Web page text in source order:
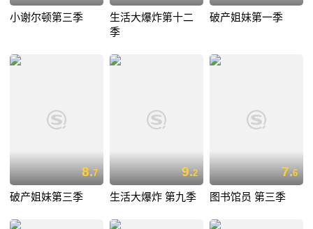
小谢尔顿第三季
生活大爆炸第十二
季
破产姐妹第一季
8.7
破产姐妹第三季
9.2
生活大爆炸 第九季
7.6
图书馆员 第三季